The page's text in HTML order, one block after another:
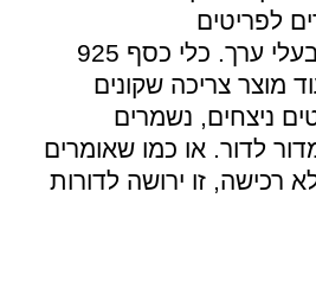
לפריטים
מוחשיים, איכותיים ובעלי ערך. כלי כסף 925
מוצר צריכה שקונים
ניצחים, נשמרים
לדור. או כמו שאומרים
רכישה, זו ירושה לדורות